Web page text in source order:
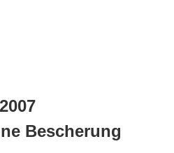
Bescherung